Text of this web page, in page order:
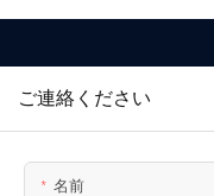
ご連絡ください
名前